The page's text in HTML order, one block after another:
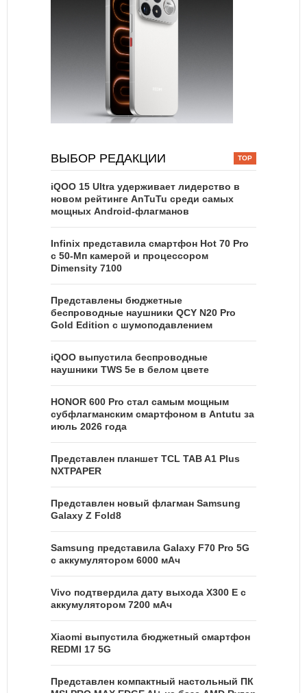
ВЫБОР РЕДАКЦИИ
iQOO 15 Ultra удерживает лидерство в
новом рейтинге AnTuTu среди самых
мощных Android-флагманов
Infinix представила смартфон Hot 70 Pro
с 50-Мп камерой и процессором
Dimensity 7100
Представлены бюджетные
беспроводные наушники QCY N20 Pro
Gold Edition с шумоподавлением
iQOO выпустила беспроводные
наушники TWS 5e в белом цвете
HONOR 600 Pro стал самым мощным
субфлагманским смартфоном в Antutu за
июль 2026 года
Представлен планшет TCL TAB A1 Plus
NXTPAPER
Представлен новый флагман Samsung
Galaxy Z Fold8
Samsung представила Galaxy F70 Pro 5G
с аккумулятором 6000 мАч
Vivo подтвердила дату выхода X300 E с
аккумулятором 7200 мАч
Xiaomi выпустила бюджетный смартфон
REDMI 17 5G
Представлен компактный настольный ПК